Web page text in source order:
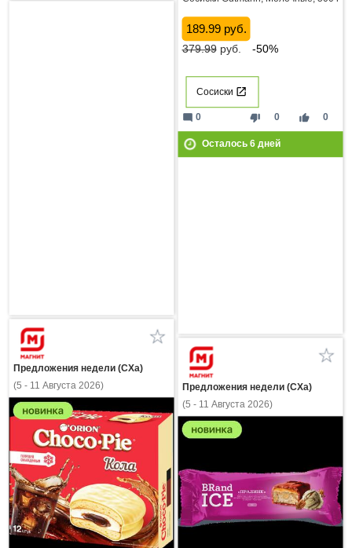
189.99 руб.
379.99руб. -50%
Сосиски
thumb_down 0 thumb_up 0
mode_comment 0
Осталось 6дней
Предложения недели (СХа)
(5 - 11 Августа 2026)
Предложения недели (СХа)
(5 - 11 Августа 2026)